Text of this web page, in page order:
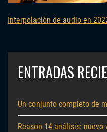
Interpolación de audio en
ENTRADAS
Un conjunto completo de
Reason 14 análisis: nuevo